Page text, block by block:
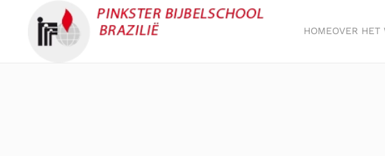
Overslaan en naar de inhoud gaan
HOMEOVER HET